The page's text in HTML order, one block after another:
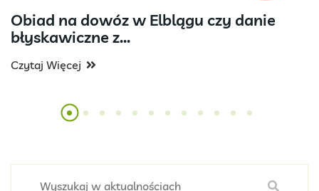
Obiad na dowóz w Elblągu czy danie
błyskawiczne z...
Czytaj Więcej